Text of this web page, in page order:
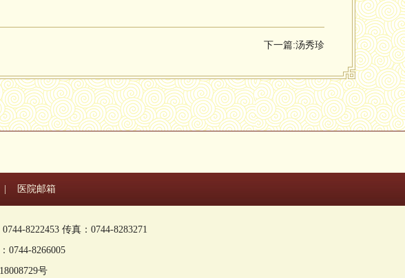
下一篇:汤秀珍
医院邮箱
8222453 传真：0744-8283271
0744-8266005
号